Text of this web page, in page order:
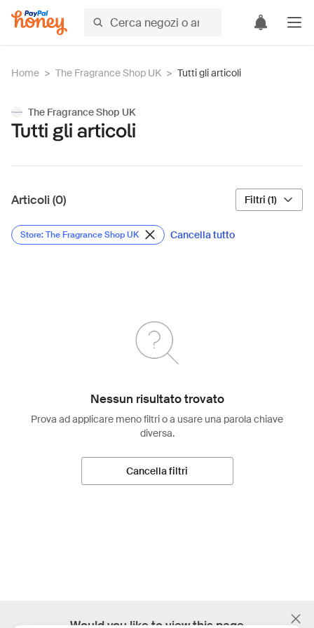
Home > The Fragrance Shop UK > Tutti gli articoli
The Fragrance Shop UK
Tutti gli articoli
Articoli (0) Filtri (1)
Store: The Fragrance Shop UK Cancella tutto
Nessun risultato trovato
Prova ad applicare meno filtri o a usare una parola chiave
diversa.
Cancella filtri